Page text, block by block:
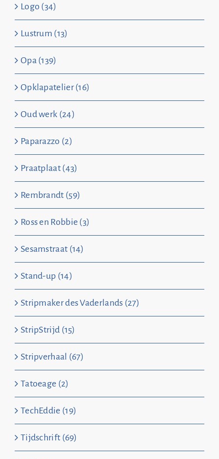
Logo (34)
Lustrum (13)
Opa (139)
Opklapatelier (16)
Oud werk (24)
Paparazzo (2)
Praatplaat (43)
Rembrandt (59)
Ross en Robbie (3)
Sesamstraat (14)
Stand-up (14)
Stripmaker des Vaderlands (27)
StripStrijd (15)
Stripverhaal (67)
Tatoeage (2)
TechEddie (19)
Tijdschrift (69)